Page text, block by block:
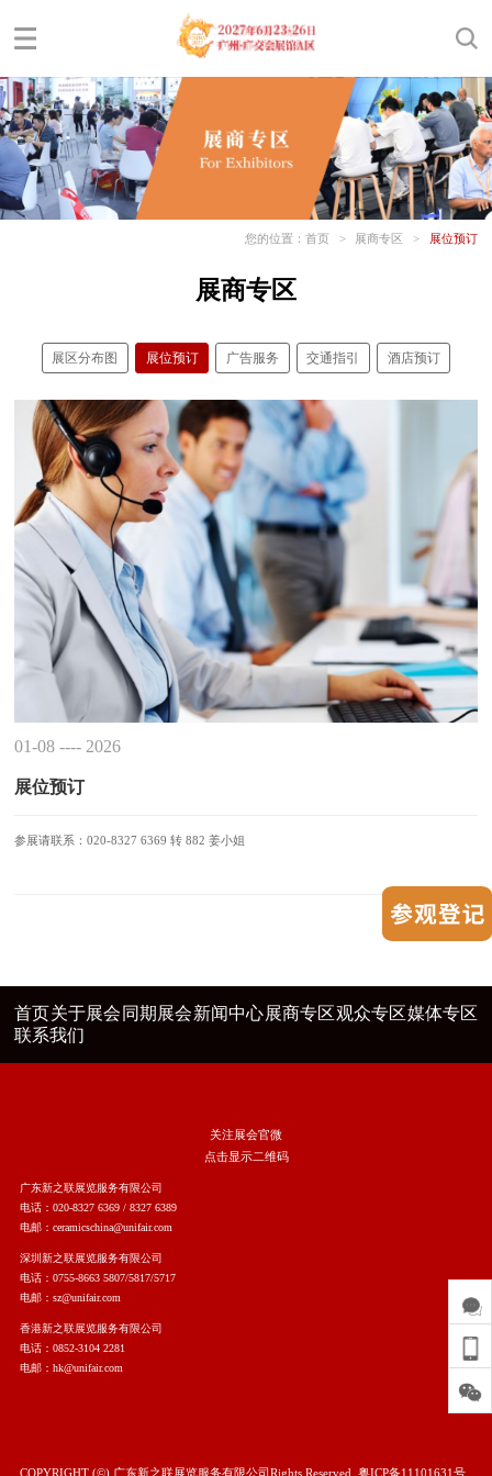
您的位置： 首页 > 展商专区 > 展位预订
展商专区
展区分布图 展位预订 广告服务 交通指引 酒店预订
01-08 ---- 2026
展位预订
参展请联系：020-8327 6369 转 882 姜小姐
首页关于展会 同期展会新闻中心展商专区观众专区媒体专区
联系我们
关注展会官微
点击显示二维码
广东新之联展览服务有限公司
电话：020-8327 6369 / 8327 6389
电邮：ceramicschina@unifair.com
深圳新之联展览服务有限公司
电话：0755-8663 5807/5817/5717
电邮：sz@unifair.com
香港新之联展览服务有限公司
电话：0852-3104 2281
电邮：hk@unifair.com
COPYRIGHT (©) 广东新之联展览服务有限公司Rights Reserved. 粤ICP备11101631号